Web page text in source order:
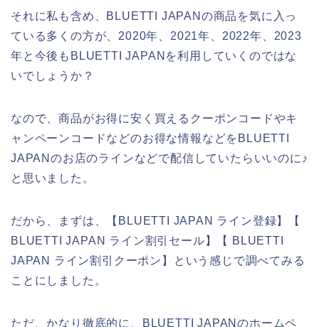
それに私も含め、BLUETTI JAPANの商品を気に入っ
ている多くの方が、2020年、2021年、2022年、2023
年と今後もBLUETTI JAPANを利用していくのではな
いでしょうか？
なので、商品がお得に安く買えるクーポンコードやキ
ャンペーンコードなどのお得な情報などをBLUETTI
JAPANのお店のラインなどで配信していたらいいのに♪
と思いました。
だから、まずは、【BLUETTI JAPAN ライン登録】【
BLUETTI JAPAN ライン割引セール】【 BLUETTI
JAPAN ライン割引クーポン】という感じで調べてみる
ことにしました。
ただ、かなり徹底的に、BLUETTI JAPANのホームペ